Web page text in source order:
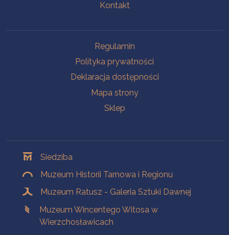
Kontakt
Regulamin
Polityka prywatności
Deklaracja dostępności
Mapa strony
Sklep
Siedziba
Muzeum Historii Tarnowa i Regionu
Muzeum Ratusz - Galeria Sztuki Dawnej
Muzeum Wincentego Witosa w
Wierzchosławicach